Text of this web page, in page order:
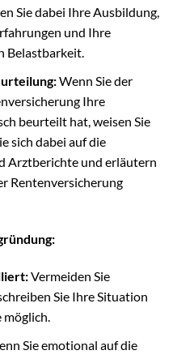
Sie dabei Ihre Ausbildung,
und Ihre
Belastbarkeit.
Wenn Sie der
Ihre
beurteilt hat, weisen Sie
sich dabei auf die
Arztberichte und erläutern
Rentenversicherung
Vermeiden Sie
Sie Ihre Situation
Sie emotional auf die